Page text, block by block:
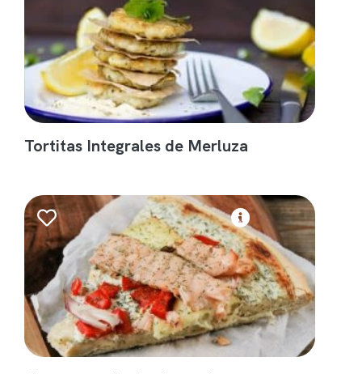
Tortitas Integrales de Merluza